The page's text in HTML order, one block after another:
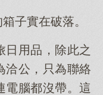
子實在破落。
日用品，除此之
洽公，只為聯絡
電腦都沒帶。這